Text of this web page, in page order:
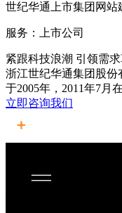
世纪华通上市集团网站
服务：上市公司
紧跟科技浪潮 引领需
浙江世纪华通集团股份
于2005年，2011年7月
立即咨询我们